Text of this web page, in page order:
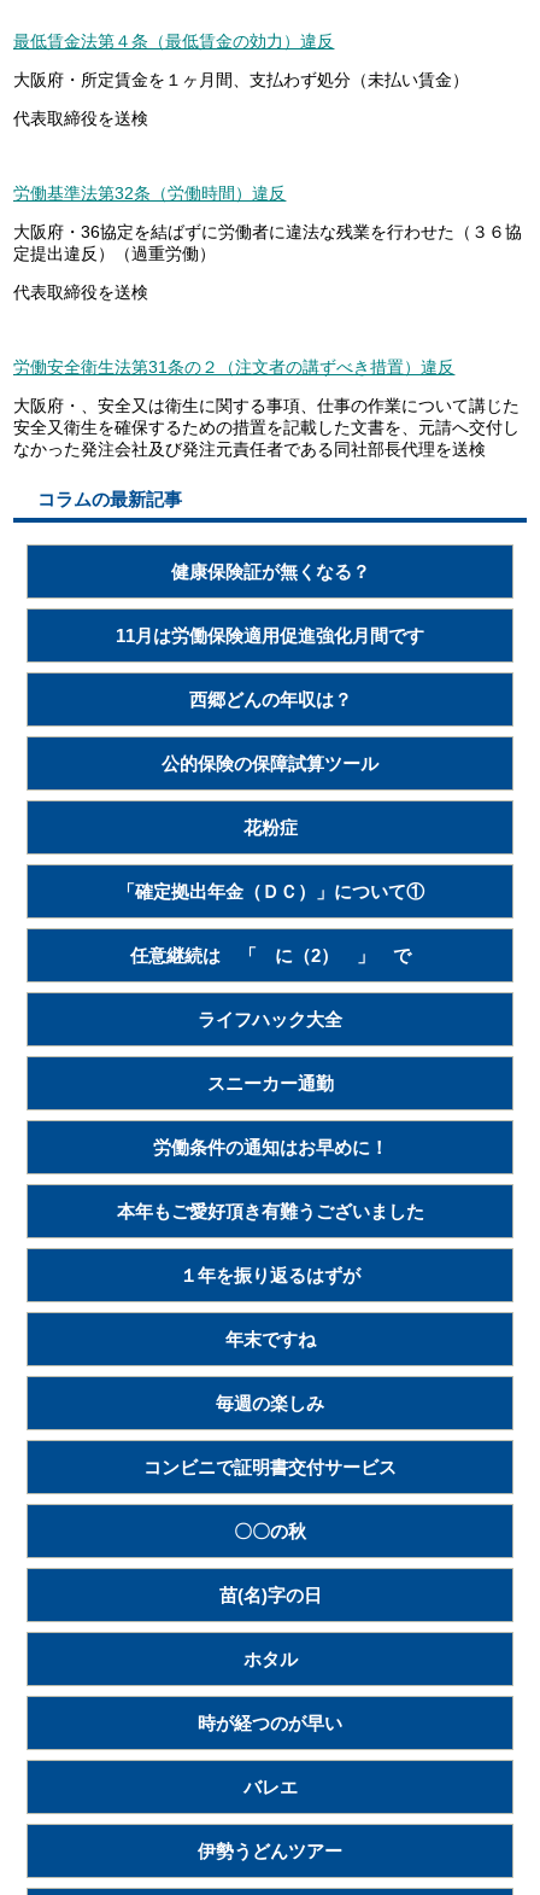
最低賃金法第４条（最低賃金の効力）違反
大阪府・所定賃金を１ヶ月間、支払わず処分（未払い賃金）
代表取締役を送検
労働基準法第32条（労働時間）違反
大阪府・36協定を結ばずに労働者に違法な残業を行わせた（３６協
定提出違反）（過重労働）
代表取締役を送検
労働安全衛生法第31条の２（注文者の講ずべき措置）違反
大阪府・、安全又は衛生に関する事項、仕事の作業について講じた
安全又衛生を確保するための措置を記載した文書を、元請へ交付し
なかった発注会社及び発注元責任者である同社部長代理を送検
コラムの最新記事
健康保険証が無くなる？
11月は労働保険適用促進強化月間です
西郷どんの年収は？
公的保険の保障試算ツール
花粉症
「確定拠出年金（ＤＣ）」について①
任意継続は 「 に（2） 」 で
ライフハック大全
スニーカー通勤
労働条件の通知はお早めに！
本年もご愛好頂き有難うございました
１年を振り返るはずが
年末ですね
毎週の楽しみ
コンビニで証明書交付サービス
〇〇の秋
苗(名)字の日
ホタル
時が経つのが早い
バレエ
伊勢うどんツアー